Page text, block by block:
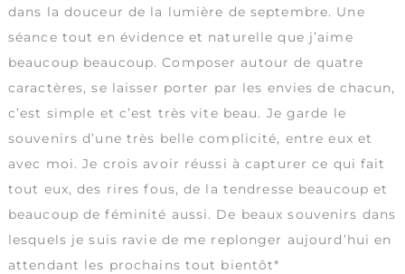
dans la douceur de la lumière de septembre. Une
séance tout en évidence et naturelle que j’aime
beaucoup beaucoup. Composer autour de quatre
caractères, se laisser porter par les envies de chacun,
c’est simple et c’est très vite beau. Je garde le
souvenirs d’une très belle complicité, entre eux et
avec moi. Je crois avoir réussi à capturer ce qui fait
tout eux, des rires fous, de la tendresse beaucoup et
beaucoup de féminité aussi. De beaux souvenirs dans
lesquels je suis ravie de me replonger aujourd’hui en
attendant les prochains tout bientôt*